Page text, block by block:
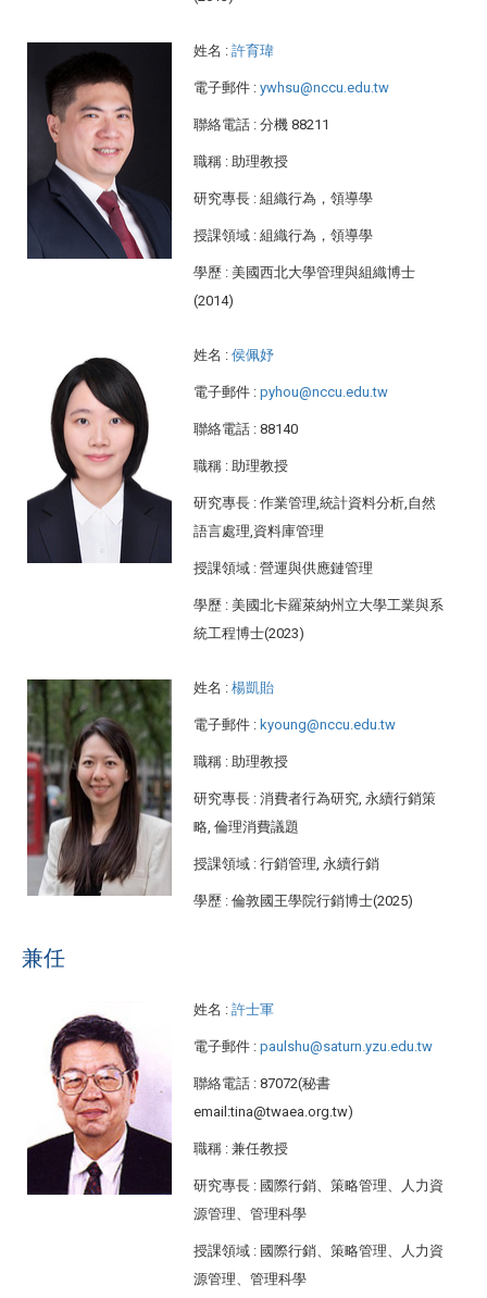
姓名 : 許育瑋
電子郵件 : ywhsu@nccu.edu.tw
聯絡電話 : 分機 88211
職稱 : 助理教授
研究專長 : 組織行為，領導學
授課領域 : 組織行為，領導學
學歷 : 美國西北大學管理與組織博士
(2014)
姓名 : 侯佩妤
電子郵件 : pyhou@nccu.edu.tw
聯絡電話 : 88140
職稱 : 助理教授
研究專長 : 作業管理,統計資料分析,自然
語言處理,資料庫管理
授課領域 : 營運與供應鏈管理
學歷 : 美國北卡羅萊納州立大學工業與系
統工程博士(2023)
姓名 : 楊凱貽
電子郵件 : kyoung@nccu.edu.tw
職稱 : 助理教授
研究專長 : 消費者行為研究, 永續行銷策
略, 倫理消費議題
授課領域 : 行銷管理, 永續行銷
學歷 : 倫敦國王學院行銷博士(2025)
兼任
姓名 : 許士軍
電子郵件 : paulshu@saturn.yzu.edu.tw
聯絡電話 : 87072(秘書
email:tina@twaea.org.tw)
職稱 : 兼任教授
研究專長 : 國際行銷、策略管理、人力資
源管理、管理科學
授課領域 : 國際行銷、策略管理、人力資
源管理、管理科學